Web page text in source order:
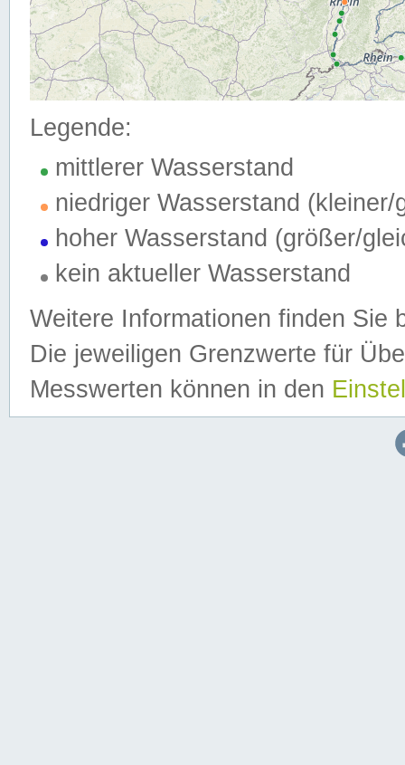
Legende:
mittlerer Wasserstand
niedriger Wasserstand (kleiner/
hoher Wasserstand (größer/
kein aktueller Wasserstand
Weitere Informationen finden Sie
Die jeweiligen Grenzwerte für
Messwerten können in den